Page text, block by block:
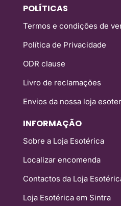
POLÍTICAS
Termos e condições de
Política de Privacidade
ODR clause
Livro de reclamações
Envios da nossa loja
INFORMAÇÃO
Sobre a Loja Esotérica
Localizar encomenda
Contactos da Loja
Loja Esotérica em Sintra